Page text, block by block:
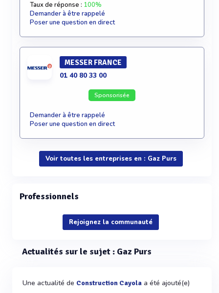
Taux de réponse : 100%
Demander à être rappelé
Poser une question en direct
MESSER FRANCE
01 40 80 33 00
Sponsorisée
Demander à être rappelé
Poser une question en direct
Voir toutes les entreprises en : Gaz Purs
Professionnels
Rejoignez la communauté
Actualités sur le sujet : Gaz Purs
Une actualité de Construction Cayola a été ajouté(e)